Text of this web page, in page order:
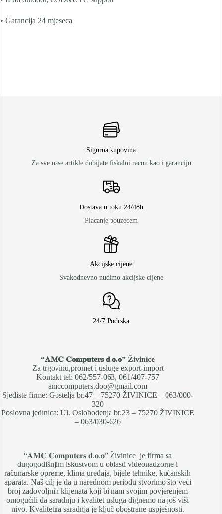
• Garancija 24 mjeseca
Sigurna kupovina
Za sve nase artikle dobijate fiskalni racun kao i garanciju
Dostava u roku 24/48h
Placanje pouzecem
Akcijske cijene
Svakodnevno nudimo akcijske cijene
24/7 Podrska
“𝐀𝐌𝐂 𝐂𝐨𝐦𝐩𝐮𝐭𝐞𝐫𝐬 𝐝.𝐨.𝐨” Živinice
Za trgovinu,promet i usluge export-import
Kontakt tel: 062/557-063, 061/407-757
amccomputers.doo@gmail.com
Sjediste firme: Gostelja br.47 – 75270 ŽIVINICE – 063/000-
320
Poslovna jedinica: Ul. Oslobođenja br.23 – 75270 ŽIVINICE
– 063/030-626
“𝐀𝐌𝐂 𝐂𝐨𝐦𝐩𝐮𝐭𝐞𝐫𝐬 𝐝.𝐨.𝐨” Živinice je firma sa
dugogodišnjim iskustvom u oblasti videonadzorne i
računarske opreme, klima uređaja, bijele tehnike, kućanskih
aparata. Naš cilj je da u narednom periodu stvorimo što veći
broj zadovoljnih klijenata koji bi nam svojim povjerenjem
omogućili da saradnju i kvalitet usluga dignemo na još viši
nivo. Kvalitetna saradnja je ključ obostrane uspješnosti.